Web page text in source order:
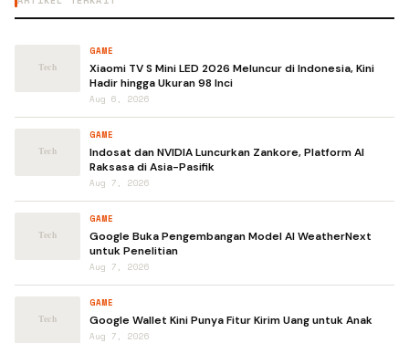
GAME
Xiaomi TV S Mini LED 2026 Meluncur di Indonesia, Kini
Hadir hingga Ukuran 98 Inci
Aug 6, 2026
GAME
Indosat dan NVIDIA Luncurkan Zankore, Platform AI
Raksasa di Asia-Pasifik
Aug 7, 2026
GAME
Google Buka Pengembangan Model AI WeatherNext
untuk Penelitian
Aug 7, 2026
GAME
Google Wallet Kini Punya Fitur Kirim Uang untuk Anak
Aug 7, 2026